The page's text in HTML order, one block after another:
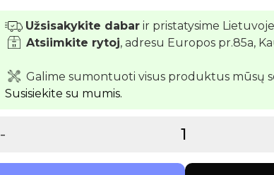
Užsisakykite dabar ir pristatysime
Atsiimkite rytoj, adresu Europos pr.85a,
Galime sumontuoti visus produktus mūsų
Susisiekite su mumis.
-